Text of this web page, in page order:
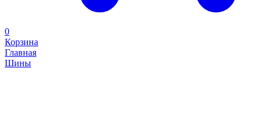
0
Корзина
Главная
Шины